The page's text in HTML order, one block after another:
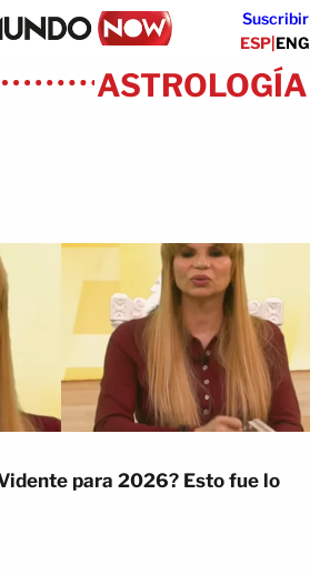
Suscribir
ESP|ENG
ASTROLOGÍA
para 2026? Esto fue lo